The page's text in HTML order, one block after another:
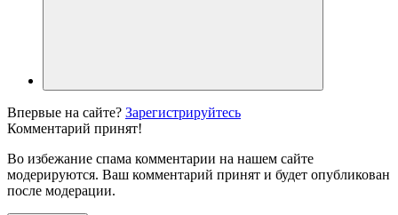
Впервые на сайте? Зарегистрируйтесь
Комментарий принят!
Во избежание спама комментарии на нашем сайте
модерируются. Ваш комментарий принят и будет опубликован
после модерации.